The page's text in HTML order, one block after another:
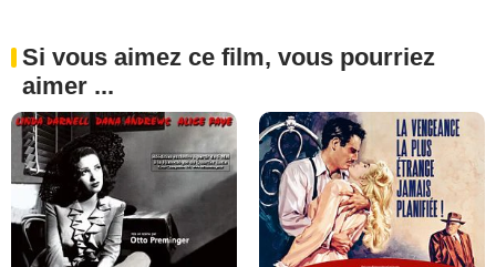
Si vous aimez ce film, vous pourriez
aimer ...